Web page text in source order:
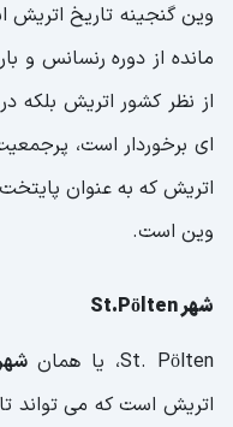
وین گنجینه تاریخ اتریش
مانده از دوره رنسانس و
از نظر کشور اتریش بلکه
ای برخوردار است،
اتریش که به عنوان
وین است.
شهر St.Pölten
St. Pölten، یا همان
اتریش است که می تواند